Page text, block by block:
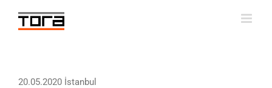
content
20.05.2020 İstanbul